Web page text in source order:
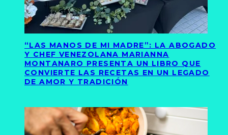
“LAS MANOS DE MI MADRE”: LA ABOGADO
Y CHEF VENEZOLANA MARIANNA
MONTANARO PRESENTA UN LIBRO QUE
CONVIERTE LAS RECETAS EN UN LEGADO
DE AMOR Y TRADICIÓN